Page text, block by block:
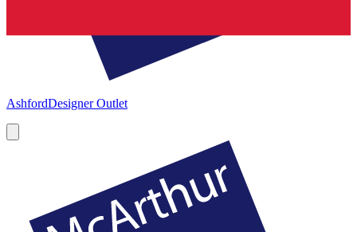
AshfordDesigner Outlet